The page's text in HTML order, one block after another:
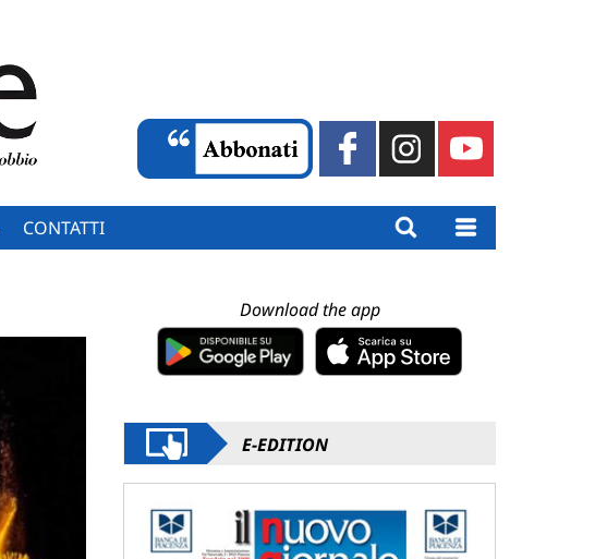
CONTATTI
Download the app
E-EDITION